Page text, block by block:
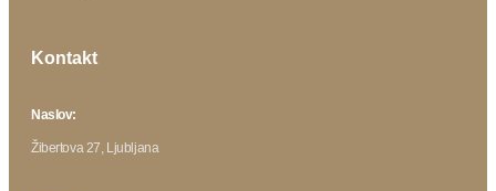
Kontakt
Naslov:
Žibertova 27, Ljubljana